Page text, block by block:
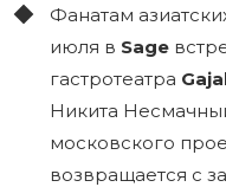
Фанатам
июля в Sage
гастротеатра
Никита
московского
возвращается с